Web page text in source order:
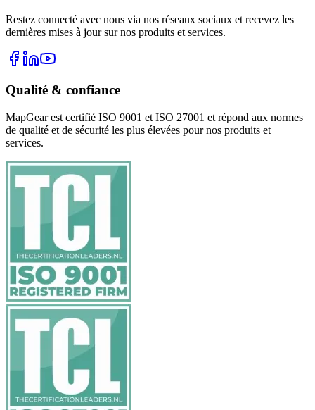
Restez connecté avec nous via nos réseaux sociaux et recevez les
dernières mises à jour sur nos produits et services.
Qualité & confiance
MapGear est certifié ISO 9001 et ISO 27001 et répond aux normes
de qualité et de sécurité les plus élevées pour nos produits et
services.